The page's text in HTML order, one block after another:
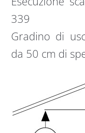
339
Gradino di
da 50 cm di